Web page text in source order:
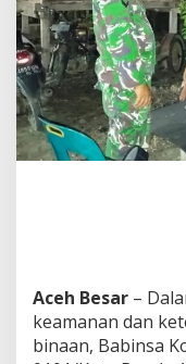
Aceh Besar –
keamanan dan
binaan, Babinsa